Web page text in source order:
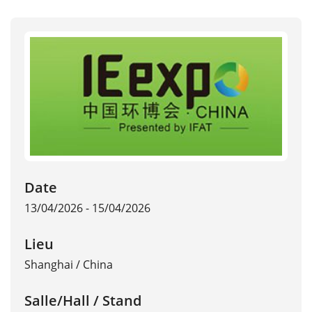
Date
13/04/2026 - 15/04/2026
Lieu
Shanghai / China
Salle/Hall / Stand